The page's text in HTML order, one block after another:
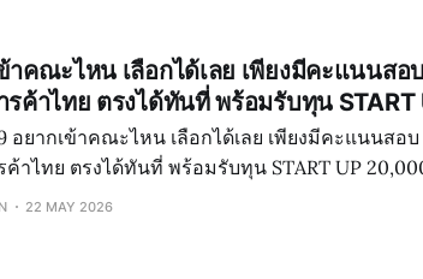
าคณะไหน เลือกได้เลย เพียงมีคะแนนสอ
รค้าไทย ตรงได้ทันที่ พร้อมรับทุน
าคณะไหน เลือกได้เลย เพียงมีคะแนนสอบ TCAS มาสมัครที่
ไทย ตรงได้ทันที่ พร้อมรับทุน START UP 20,000 บาท น
/ A-LEVEL คะแนนเท่าไรก็ได้ มายื่น ณ ตอนที่สมัคร ส
22 MAY 2026